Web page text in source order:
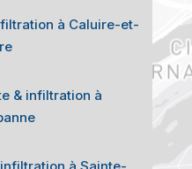
à Caluire-et-
& infiltration à